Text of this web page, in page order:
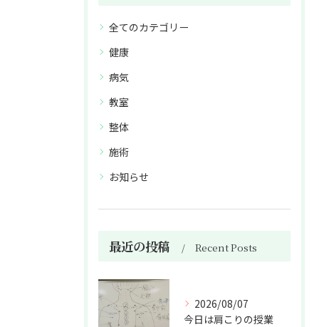
全てのカテゴリー
健康
病気
教室
整体
施術
お知らせ
最近の投稿 Recent Posts
2026/08/07
今日は肩こりの授業